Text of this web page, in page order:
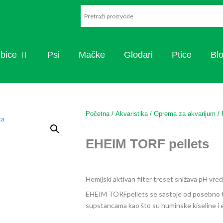
OPEN RIBICE
Psi Mačke Glodari Ptice
Početna/ Akvaristika/ Oprema za akvarijum /
EHEIM TORF pellets
Hemijski aktivan filter treset snižava pH
EHEIM TORFpellets se sastoje od
supstancama kao što su huminske kiseline